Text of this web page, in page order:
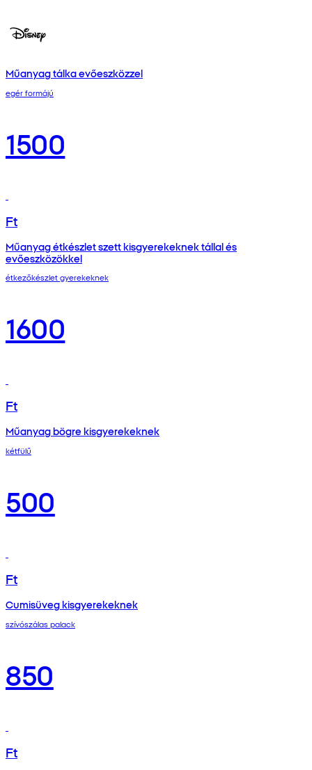
Műanyag tálka evőeszközzel
egér formájú
1500
Ft
Műanyag étkészlet szett kisgyerekeknek tállal és
evőeszközökkel
étkezőkészlet gyerekeknek
1600
Ft
Műanyag bögre kisgyerekeknek
kétfülű
500
Ft
Cumisüveg kisgyerekeknek
szívószálas palack
850
Ft